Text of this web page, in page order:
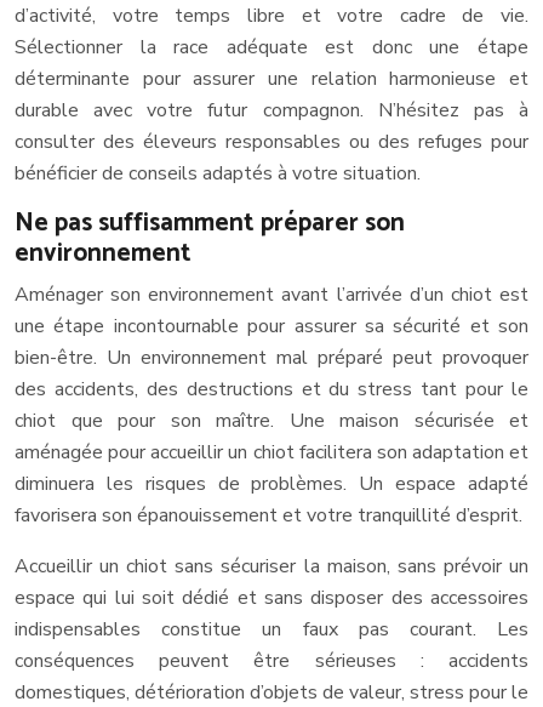
d’activité, votre temps libre et votre cadre de vie.
Sélectionner la race adéquate est donc une étape
déterminante pour assurer une relation harmonieuse et
durable avec votre futur compagnon. N’hésitez pas à
consulter des éleveurs responsables ou des refuges pour
bénéficier de conseils adaptés à votre situation.
Ne pas suffisamment préparer son
environnement
Aménager son environnement avant l’arrivée d’un chiot est
une étape incontournable pour assurer sa sécurité et son
bien-être. Un environnement mal préparé peut provoquer
des accidents, des destructions et du stress tant pour le
chiot que pour son maître. Une maison sécurisée et
aménagée pour accueillir un chiot facilitera son adaptation et
diminuera les risques de problèmes. Un espace adapté
favorisera son épanouissement et votre tranquillité d’esprit.
Accueillir un chiot sans sécuriser la maison, sans prévoir un
espace qui lui soit dédié et sans disposer des accessoires
indispensables constitue un faux pas courant. Les
conséquences peuvent être sérieuses : accidents
domestiques, détérioration d’objets de valeur, stress pour le